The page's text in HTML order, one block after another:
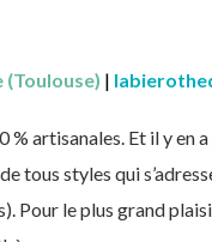
(Toulouse) |
artisanales. Et il y en
tous styles qui
Pour le plus grand